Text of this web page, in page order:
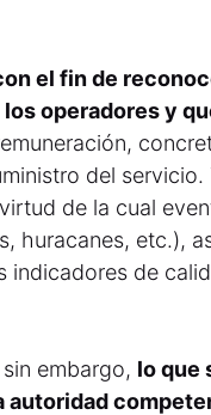
el fin de
operadores y
del servicio.
de la cual
huracanes, etc.),
indicadores de
embargo, lo que
autoridad